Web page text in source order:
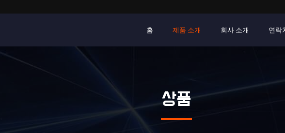
홈 제품 소개 회사 소개 연락
상품